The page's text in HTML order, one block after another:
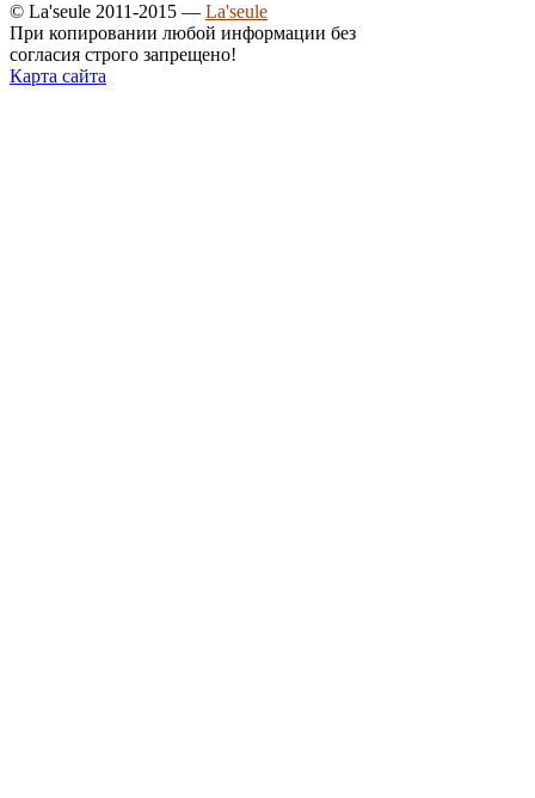
© La'seule 2011-2015 — La'seule
При копировании любой информации без
согласия строго запрещено!
Карта сайта